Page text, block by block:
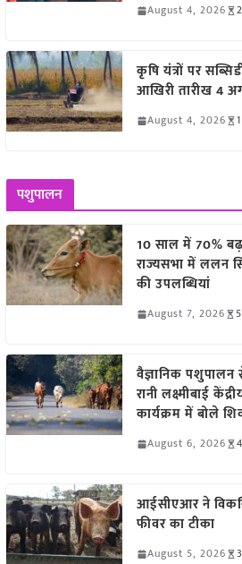
August 4, 2026
कृषि यंत्रों पर
आखिरी तारीख 4
August 4, 2026
पशुपालन
10 साल में 70%
राज्यसभा में ललन
की उपलब्धियां
August 7, 2026
वैज्ञानिक
रानी लक्ष्मीबाई
कार्यक्रम में बोले
August 6, 2026
आईसीएआर ने
फीवर का टीका
August 5, 2026